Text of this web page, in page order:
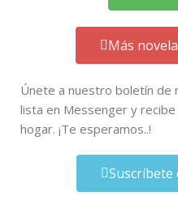
Más
Únete a nuestro boletín de
lista en Messenger y
hogar. ¡Te esperamos..!
Suscríbete